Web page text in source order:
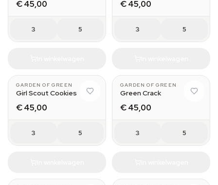
€ 45,00
3 5
€ 45,00
3 5
GARDEN OF GREEN
Girl Scout Cookies
€ 45,00
3 5
GARDEN OF GREEN
Green Crack
€ 45,00
3 5